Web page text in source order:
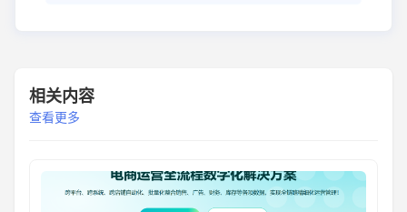
相关内容
查看更多